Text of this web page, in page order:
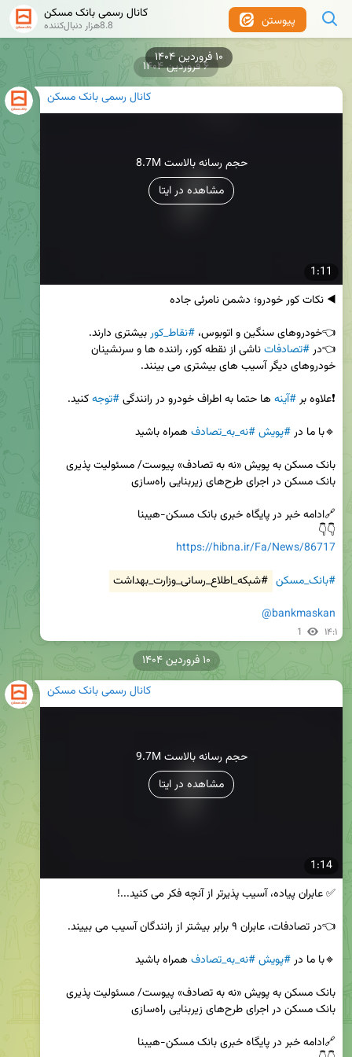
۱۰ فروردین ۱۴۰۴
پیوستن کانال رسمی بانک مسکن
8.8هزار دنبال‌کننده
کانال رسمی بانک مسکن
1:11
8.7M حجم رسانه بالاست
مشاهده در ایتا
👈خودروهای سنگین و اتوبوس، #نقاط_کور
👈در #تصادفات
❗️علاوه بر #آینه ها حتما به اطراف خودرو در رانندگی #توجه
🔹با ما در #پویش#نه_به_تصادف
👇👇
https://hibna.ir/Fa/News/86717
#بانک_مسکن #شبکه_اطلاع_رسانی_وزارت_بهداشت
@bankmaskan
1 ۱۴:۱
۶ فروردین ۱۴۰۴
کانال رسمی بانک مسکن
1:14
9.7M حجم رسانه بالاست
مشاهده در ایتا
🔹با ما در #پویش#نه_به_تصادف
۱۰ فروردین ۱۴۰۴